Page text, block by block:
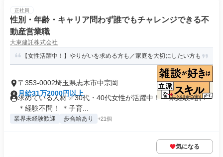
正社員
性別・年齢・キャリア問わず誰でもチャレンジできる不
動産営業職
大東建託株式会社
【女性活躍中！】やりがいを求める方も／家庭を大切にしたい方も
〒353-0002埼玉県志木市中宗岡
月給31万2000円以上
求めている人材 ✅30代・40代女性が活躍中！ ＊未経験9割！
＊経験不問！ ＊子育...
業界未経験歓迎 歩合給あり +21個
気になる